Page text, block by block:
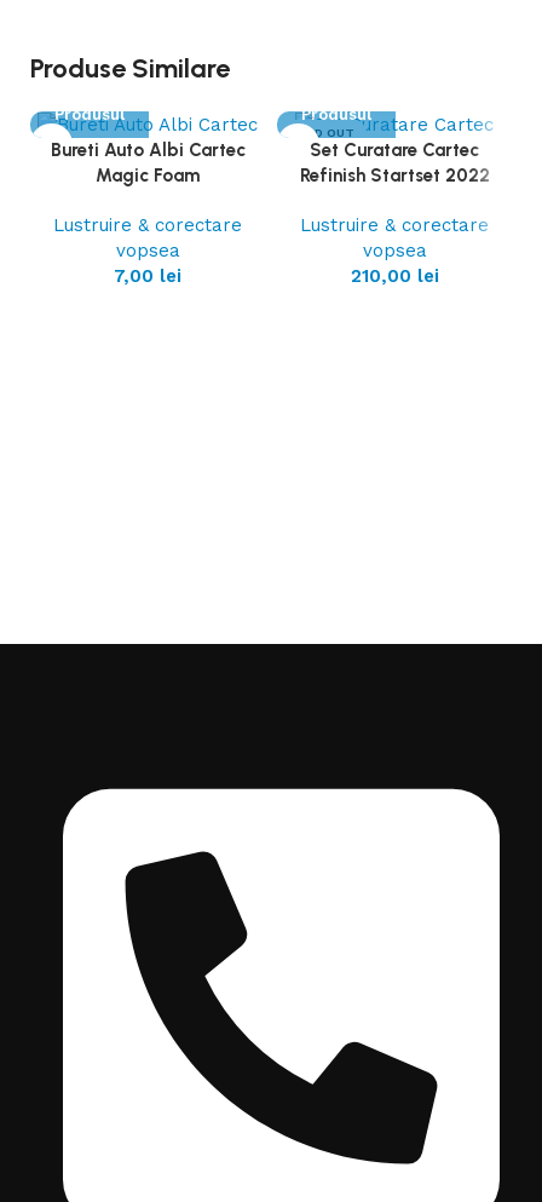
Produse Similare
Produsul
Bureti Auto Albi Cartec
Magic Foam
Lustruire & corectare
vopsea
7,00 lei
SOLD OUT
Produsul
Set Curatare Cartec
Refinish Startset 2022
Lustruire & corectare
vopsea
210,00 lei